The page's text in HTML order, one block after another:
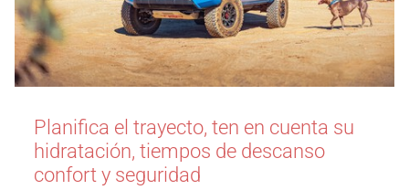
Planifica el trayecto, ten en cuenta su
hidratación, tiempos de descanso
confort y seguridad